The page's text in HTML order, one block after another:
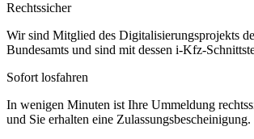
Rechtssicher
Wir sind Mitglied des Digitalisierungsprojekts
Bundesamts und sind mit dessen i-Kfz-
Sofort losfahren
In wenigen Minuten ist Ihre Ummeldung
und Sie erhalten eine Zulassungsbescheinigung.